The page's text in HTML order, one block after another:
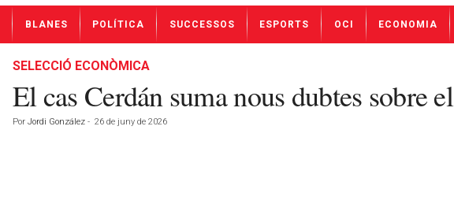
t
BLANES POLÍTICA SUCCESSOS ESPORTS OCI ECONOMIA
SELECCIÓ ECONÒMICA
El cas Cerdán suma nous dubtes sobre
Por Jordi González - 26 de juny de 2026